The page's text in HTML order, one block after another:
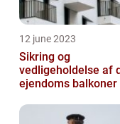
12 june 2023
Sikring og
vedligeholdelse af
ejendoms balkoner